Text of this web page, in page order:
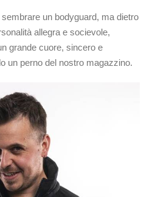
un bodyguard, ma dietro
allegra e socievole,
grande cuore, sincero e
un perno del nostro magazzino.